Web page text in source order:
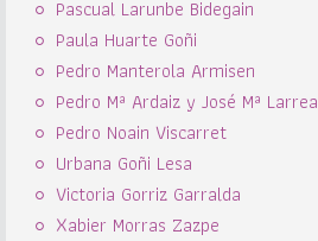
Pascual Larunbe Bidegain
Paula Huarte Goñi
Pedro Manterola Armisen
Pedro Mª Ardaiz y José Mª Larrea
Pedro Noain Viscarret
Urbana Goñi Lesa
Victoria Gorriz Garralda
Xabier Morras Zazpe